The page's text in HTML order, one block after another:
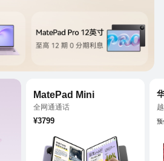
MatePad Mini
全网通通话
8.8 英寸柔性 OLED 云晰柔光屏
超轻薄设计
¥3799 预